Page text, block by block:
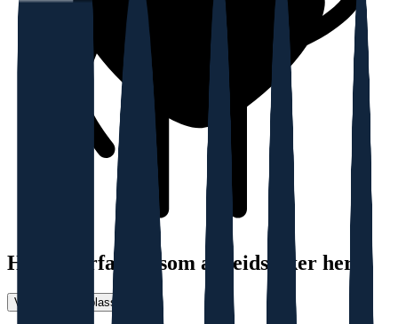
Har du erfaring som arbeidstaker her?
Vurder arbeidsplass